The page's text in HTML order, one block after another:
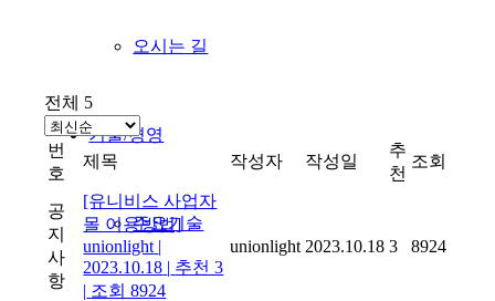
오시는 길
기술/경영
주요기술
전체 5
번
호
제목 작성자 작성일
추
천
조회
공
지
사
항
[유니비스 사업자
몰 이용방법]
unionlight |
2023.10.18 | 추천 3
| 조회 8924
unionlight 2023.10.18 3 8924